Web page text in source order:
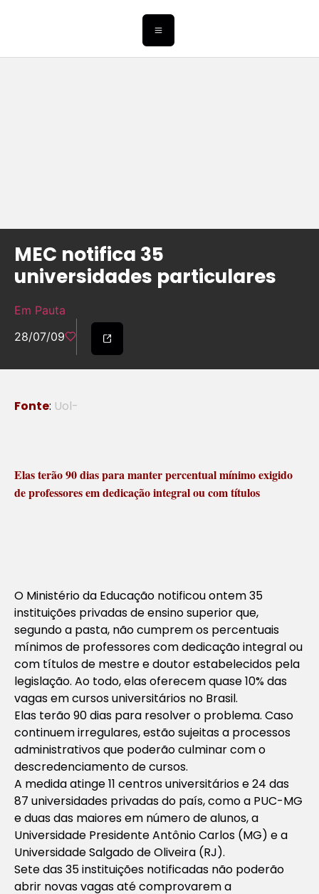
MEC notifica 35
universidades particulares
Em Pauta
28/07/09
Fonte: Uol-
Elas terão 90 dias para manter percentual mínimo exigido
de professores em dedicação integral ou com títulos
O Ministério da Educação notificou ontem 35
instituições privadas de ensino superior que,
segundo a pasta, não cumprem os percentuais
mínimos de professores com dedicação integral ou
com títulos de mestre e doutor estabelecidos pela
legislação. Ao todo, elas oferecem quase 10% das
vagas em cursos universitários no Brasil.
Elas terão 90 dias para resolver o problema. Caso
continuem irregulares, estão sujeitas a processos
administrativos que poderão culminar com o
descredenciamento de cursos.
A medida atinge 11 centros universitários e 24 das
87 universidades privadas do país, como a PUC-MG
e duas das maiores em número de alunos, a
Universidade Presidente Antônio Carlos (MG) e a
Universidade Salgado de Oliveira (RJ).
Sete das 35 instituições notificadas não poderão
abrir novas vagas até comprovarem a